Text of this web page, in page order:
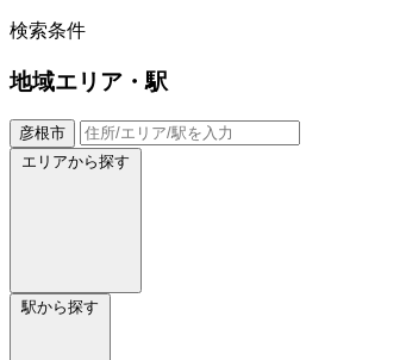
検索条件
地域エリア・駅
彦根市
エリアから探す
駅から探す